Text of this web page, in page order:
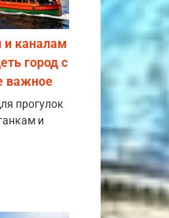
и каналам
город с
важное
прогулок
и